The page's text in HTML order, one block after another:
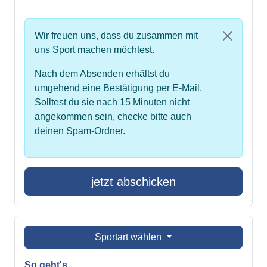
Wir freuen uns, dass du zusammen mit
uns Sport machen möchtest.
Nach dem Absenden erhältst du
umgehend eine Bestätigung per E-Mail.
Solltest du sie nach 15 Minuten nicht
angekommen sein, checke bitte auch
deinen Spam-Ordner.
jetzt abschicken
Sportart wählen
So geht's